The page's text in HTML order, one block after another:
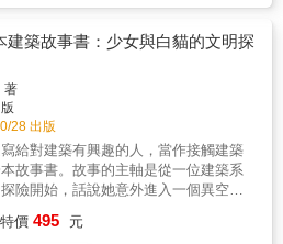
家1996 「只要是現代建築的歷史或詮
圍繞著勒．柯比意。即使多年後仍覺
的陰影下，仍讓人感同身受地咀嚼著
密森的一句話；『每你一翻開一卷
意《作品全集》時，你總覺得他已經
你最棒的想法，甚至，他已經做了下
要去試試看的事。』」──普拉特斯│
史學家、評論家2001 「勒．柯比意具
質：他在建築設計發展上的嚴謹程度
範層次。因此他的建築方案固然比起實
具影響力，但也更賦予他的《作品全
整接受西方現代性建築教育的在臺建
國劍橋大學建築系學士、美國哈佛大
士）- 第一名成績畢業於現代設計先
斯創辦人葛羅培斯在哈佛大學的門下
貝聿銘同班）- 第一位在臺融合中國傳
素與西方現代主義的建築師（1953建
宅、1953日本駐華大使官邸、1964虹
弘英別墅、1971外交部辦公大樓）-
臺使用預力懸臂樑的建築師（1962淡
球場俱樂部）- 第一位在臺打造帷幕牆
與屋頂花園於高層集合住宅的建築師
、有熱度的臺灣、有涼風的「靜植」
地自然風土氣候所產生的建築深深感
到了建築的生命力──反應出人類的根
是人們靈魂的依靠，是呈現每個居民
地方。 因此，安藤從接觸建築以來
問自己：「透過建築可以達到什
、「建築究竟能對社會、地區有什麼樣
」、「要如何才能讓都市擁有生命
相對於提出創新具突破性的建築，安
的是建築對人的尊重、對社會的批
只是玩設計風格的遊戲，更值得深思
建築故事書：少女與白貓的文明探
著
28 出版
給對建築有興趣的人，當作接觸建築
故事書。故事的主軸是從一位建築系
險開始，話說她意外進入一個異空間
的探險而展開來。安得廣廈千萬間，
特價 495 元